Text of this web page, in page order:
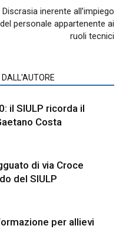
Discrasia inerente all’impiego
del personale appartenente ai
ruoli tecnici
DALL'AUTORE
il SIULP ricorda il
Costa
di via Croce
del SIULP
per allievi